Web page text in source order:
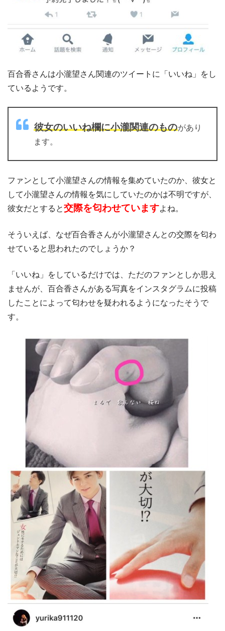
百合香さんは小瀧望さん関連のツイートに「いいね」をし
ているようです。
彼女のいいね欄に小瀧関連のものがあり
ます。
ファンとして小瀧望さんの情報を集めていたのか、彼女と
して小瀧望さんの情報を気にしていたのかは不明ですが、
彼女だとすると交際を匂わせていますよね。
そういえば、なぜ百合香さんが小瀧望さんとの交際を匂わ
せていると思われたのでしょうか？
「いいね」をしているだけでは、ただのファンとしか思え
ませんが、百合香さんがある写真をインスタグラムに投稿
したことによって匂わせを疑われるようになったそうで
す。